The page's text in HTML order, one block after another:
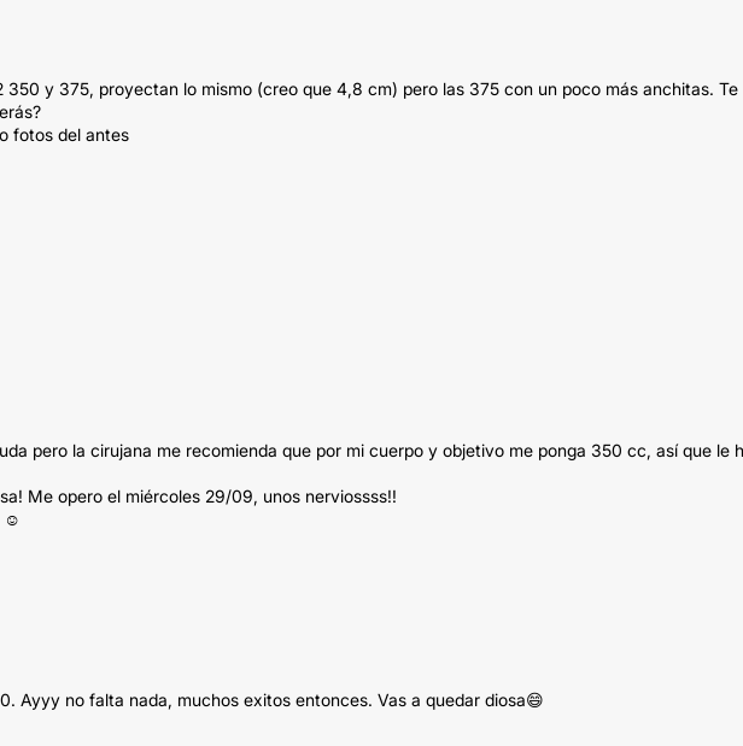
350 y 375, proyectan lo mismo (creo que 4,8 cm) pero las 375 con un poco más anchitas. Te
fotos del antes
pero la cirujana me recomienda que por mi cuerpo y objetivo me ponga 350 cc, así que le
Me opero el miércoles 29/09, unos nerviossss!!
☺️
Ayyy no falta nada, muchos exitos entonces. Vas a quedar diosa😄